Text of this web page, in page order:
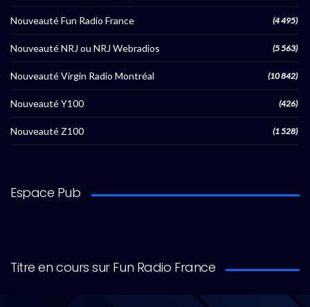
Nouveauté Fun Radio France (4 495)
Nouveauté NRJ ou NRJ Webradios (5 563)
Nouveauté Virgin Radio Montréal (10 842)
Nouveauté Y100 (426)
Nouveauté Z100 (1 528)
Espace Pub
Titre en cours sur Fun Radio France